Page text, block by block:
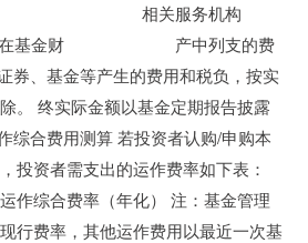
相关服务机构
金财 产中列支的费
券、基金等产生的费用和税负，按实
。 终实际金额以基金定期报告披露
综合费用测算 若投资者认购/申购本
投资者需支出的运作费率如下表：
率（年化） 注：基金管理
行费率，其他运作费用以最近一次基